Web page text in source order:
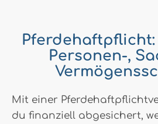
Personen-,
Mit einer
du finanziell abgesichert,